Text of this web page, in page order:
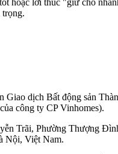
hoặc lời thúc "giữ chỗ
Giao dịch Bất động sản
công ty CP Vinhomes).
Trãi, Phường Thượng
Nội, Việt Nam.